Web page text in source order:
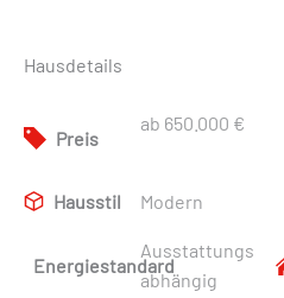
Hausdetails
Preis
ab 650.000 €
Hausstil Modern
Energiestandard
Ausstattungs
abhängig